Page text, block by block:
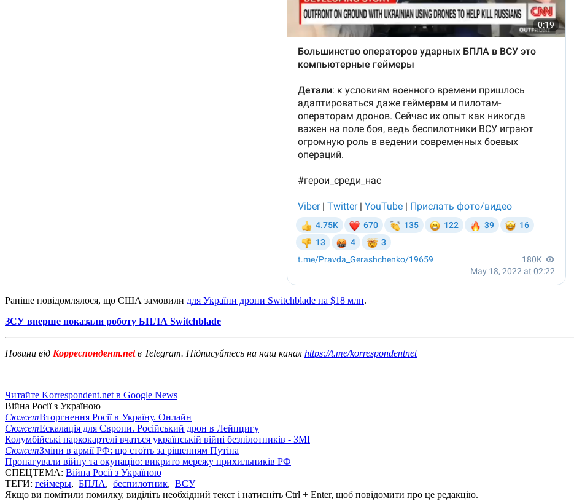
Раніше повідомлялося, що США замовили для України дрони Switchblade на $18 млн.
ЗСУ вперше показали роботу БПЛА Switchblade
Новини від Корреспондент.netв Telegram. Підписуйтесь на наш канал https://t.me/korrespondentnet
Читайте Korrespondent.net в Google News
Війна Росії з Україною
СюжетВторгнення Росії в Україну. Онлайн
СюжетЕскалація для Європи. Російський дрон в Лейпцигу
Колумбійські наркокартелі вчаться українській війні безпілотників - ЗМІ
СюжетЗміни в армії РФ: що стоїть за рішенням Путіна
Пропагували війну та окупацію: викрито мережу прихильників РФ
СПЕЦТЕМА: Війна Росії з Україною
ТЕГИ: геймеры, БПЛА, беспилотник, ВСУ
Якщо ви помітили помилку, виділіть необхідний текст і натисніть Ctrl + Enter, щоб повідомити про це редакцію.